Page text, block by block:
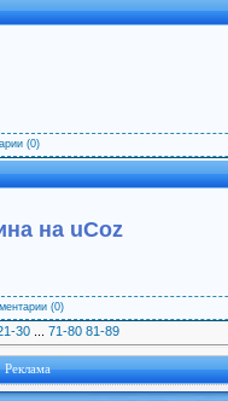
(0)
на uCoz
(0)
30 71-80 81-89
Реклама